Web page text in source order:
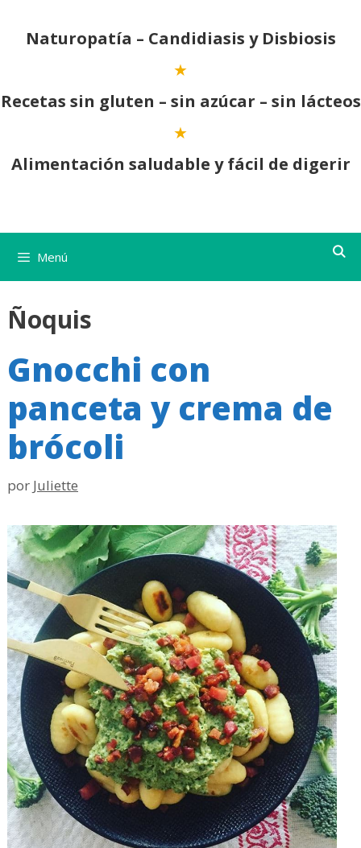
contenido
Naturopatía – Candidiasis y Disbiosis
Recetas sin gluten – sin azúcar – sin lácteos
Alimentación saludable y fácil de digerir
Menú
Ñoquis
Gnocchi con
panceta y crema de
brócoli
por Juliette